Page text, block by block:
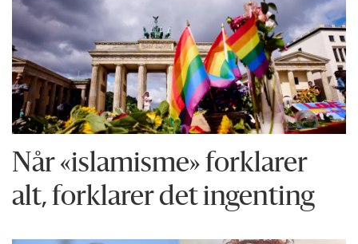
Når «islamisme» forklarer
alt, forklarer det ingenting